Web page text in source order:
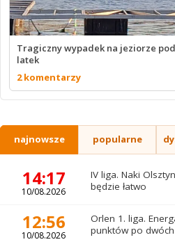
Tragiczny wypadek na jeziorze
latek
2 komentarzy
najnowsze popularne
14:17
10/08.2026
IV liga. Naki
będzie łatwo
12:56
10/08.2026
Orlen 1. liga.
punktów po